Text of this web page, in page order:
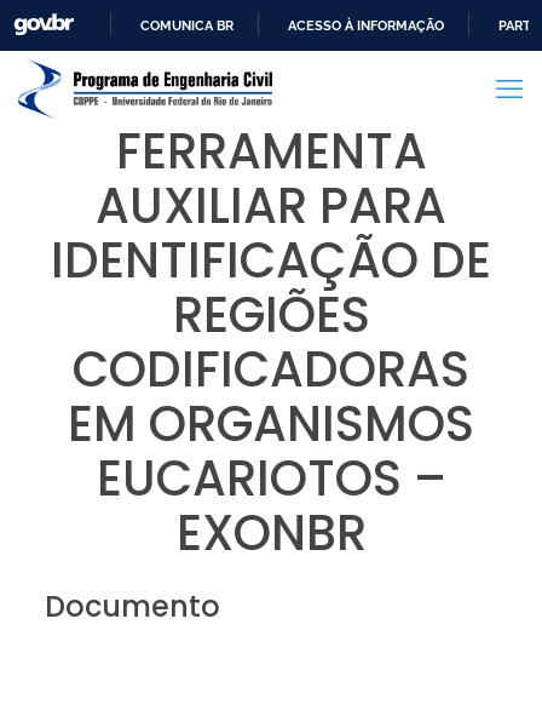
PARA
CONTEÚDO
COMUNICA BR ACESSO À INFORMAÇÃO
FERRAMENTA
AUXILIAR PARA
IDENTIFICAÇÃO DE
REGIÕES
CODIFICADORAS
EM ORGANISMOS
EUCARIOTOS –
EXONBR
Documento